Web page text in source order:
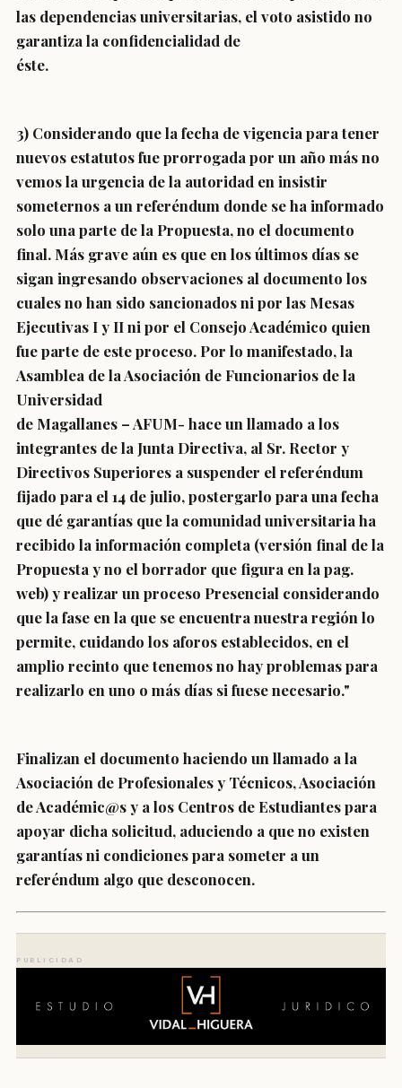
las dependencias universitarias, el voto asistido no
garantiza la confidencialidad de
éste.
3) Considerando que la fecha de vigencia para tener
nuevos estatutos fue prorrogada por un año más no
vemos la urgencia de la autoridad en insistir
someternos a un referéndum donde se ha informado
solo una parte de la Propuesta, no el documento
final. Más grave aún es que en los últimos días se
sigan ingresando observaciones al documento los
cuales no han sido sancionados ni por las Mesas
Ejecutivas I y II ni por el Consejo Académico quien
fue parte de este proceso. Por lo manifestado, la
Asamblea de la Asociación de Funcionarios de la
Universidad
de Magallanes – AFUM- hace un llamado a los
integrantes de la Junta Directiva, al Sr. Rector y
Directivos Superiores a suspender el referéndum
fijado para el 14 de julio, postergarlo para una fecha
que dé garantías que la comunidad universitaria ha
recibido la información completa (versión final de la
Propuesta y no el borrador que figura en la pag.
web) y realizar un proceso Presencial considerando
que la fase en la que se encuentra nuestra región lo
permite, cuidando los aforos establecidos, en el
amplio recinto que tenemos no hay problemas para
realizarlo en uno o más días si fuese necesario."
Finalizan el documento haciendo un llamado a la
Asociación de Profesionales y Técnicos, Asociación
de Académic@s y a los Centros de Estudiantes para
apoyar dicha solicitud, aduciendo a que no existen
garantías ni condiciones para someter a un
referéndum algo que desconocen.
PUBLICIDAD